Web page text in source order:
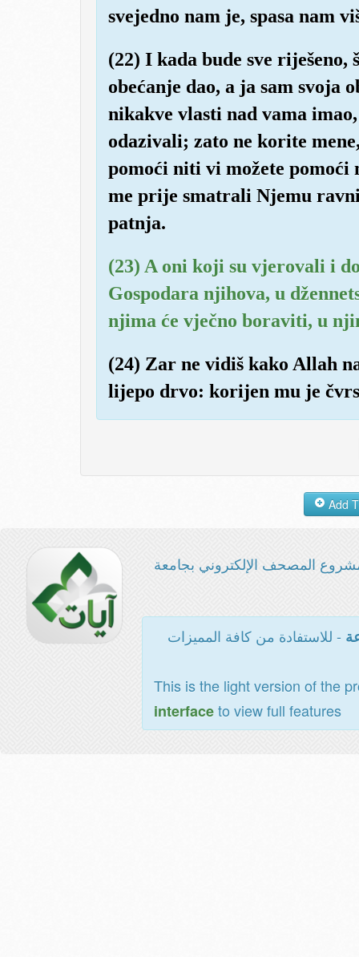
svejedno nam je, spasa nam
(22) I kada bude sve
obećanje dao, a ja sam svoja
nikakve vlasti nad vama
odazivali; zato ne korite
pomoći niti vi možete pomoći
me prije smatrali Njemu
patnja.
(23) A oni koji su vjerovali i
Gospodara njihova, u
njima će vječno boraviti, u
(24) Zar ne vidiš kako Allah
lijepo drvo: korijen mu je
المصحف الإلكتروني بجامعة
- للاستفادة من كافة المميزات
This is the light version of the
interfaceto view full features